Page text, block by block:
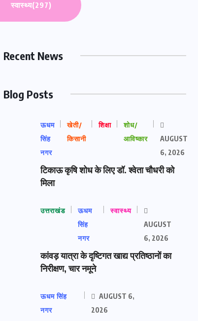
स्वास्थ्य(297)
Recent News
Blog Posts
ऊधम
सिंह
नगर
खेती/
किसानी
शिक्षा
शोध/
आविष्कार
AUGUST
6, 2026
टिकाऊ कृषि शोध के लिए डॉ. श्वेता चौधरी को
मिला
उत्तराखंड
ऊधम
सिंह
नगर
स्वास्थ्य
AUGUST
6, 2026
कांवड़ यात्रा के दृष्टिगत खाद्य प्रतिष्ठानों का
निरीक्षण, चार नमूने
ऊधम सिंह
नगर
AUGUST 6,
2026